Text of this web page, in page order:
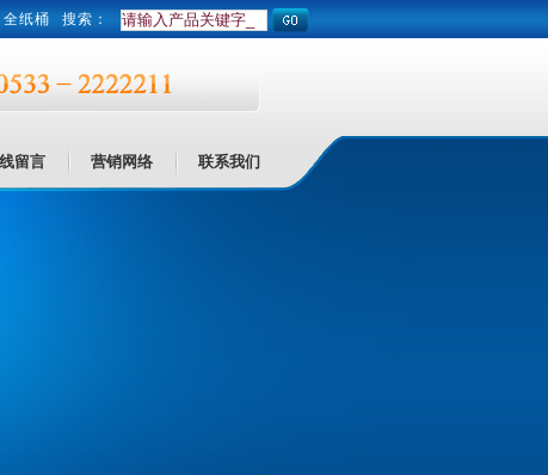
纸桶 搜索：
留言
留言
营销网络
营销网络
联系我们
联系我们